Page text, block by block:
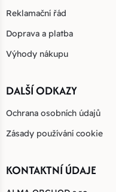
Reklamační řád
Doprava a platba
Výhody nákupu
DALŠÍ ODKAZY
Ochrana osobních údajů
Zásady používání cookie
KONTAKTNÍ ÚDAJE